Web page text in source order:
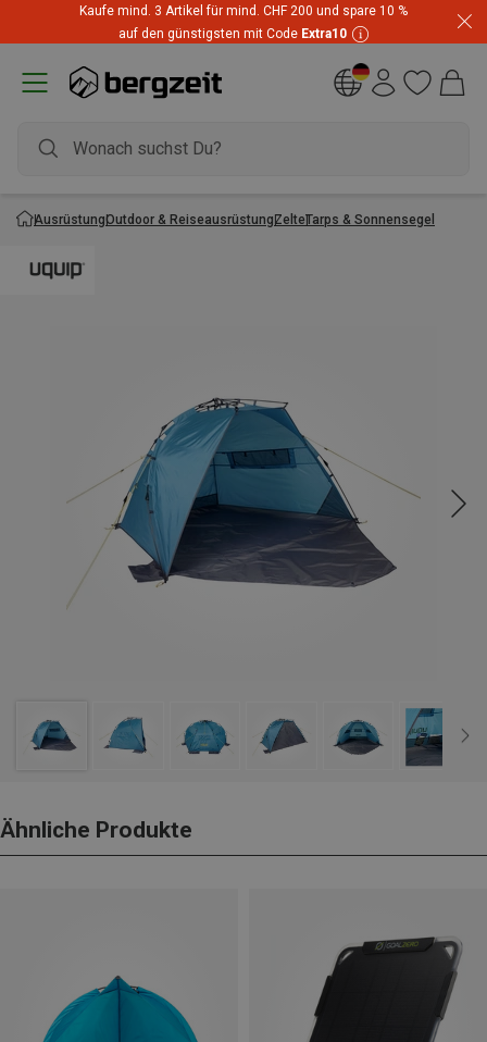
Kaufe mind. 3 Artikel für mind. CHF 200 und spare 10 %
auf den günstigsten mit Code Extra10
AusrüstungOutdoor & ReiseausrüstungZelteTarps & Sonnensegel
Ähnliche Produkte